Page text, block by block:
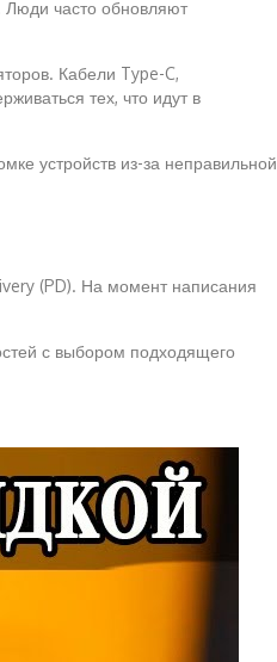
Люди часто обновляют
Кабели Type-C,
тех, что идут в
устройств из-за неправильной
(PD). На момент написания
с выбором подходящего